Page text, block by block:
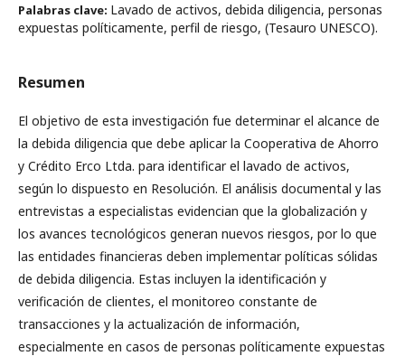
Palabras clave: Lavado de activos, debida diligencia, personas
expuestas políticamente, perfil de riesgo, (Tesauro UNESCO).
Resumen
El objetivo de esta investigación fue determinar el alcance de
la debida diligencia que debe aplicar la Cooperativa de Ahorro
y Crédito Erco Ltda. para identificar el lavado de activos,
según lo dispuesto en Resolución. El análisis documental y las
entrevistas a especialistas evidencian que la globalización y
los avances tecnológicos generan nuevos riesgos, por lo que
las entidades financieras deben implementar políticas sólidas
de debida diligencia. Estas incluyen la identificación y
verificación de clientes, el monitoreo constante de
transacciones y la actualización de información,
especialmente en casos de personas políticamente expuestas